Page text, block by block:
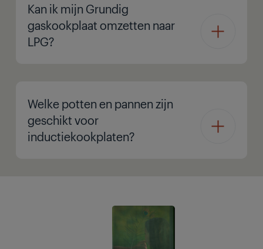
Kan ik mijn Grundig
gaskookplaat omzetten naar
LPG?
Welke potten en pannen zijn
geschikt voor
inductiekookplaten?